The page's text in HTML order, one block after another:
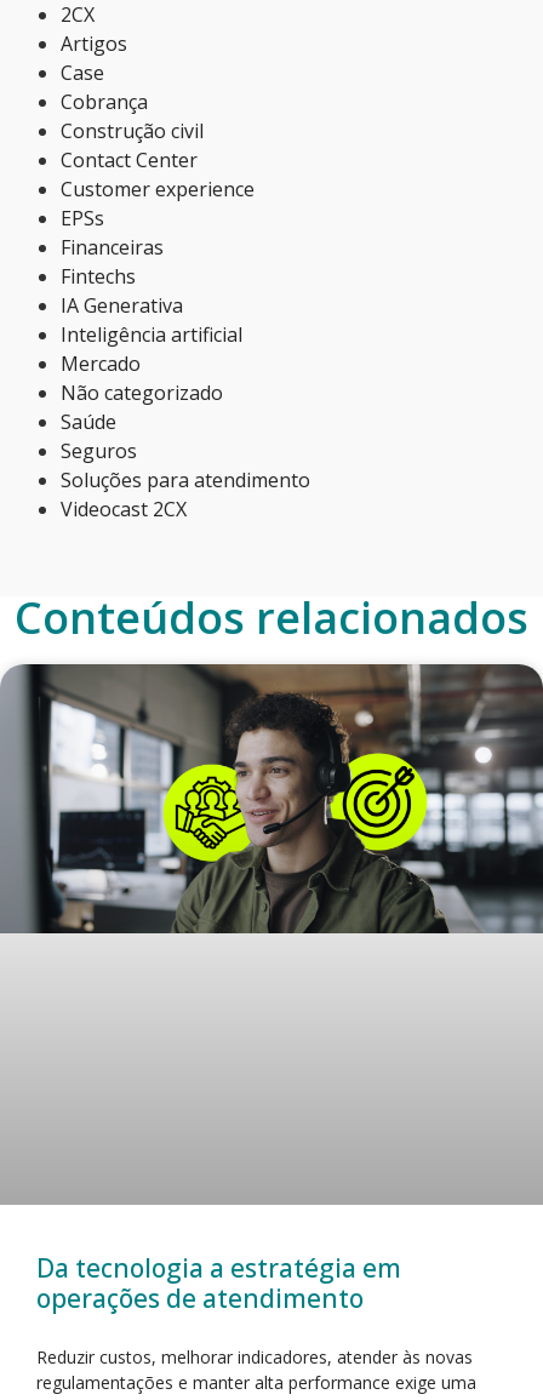
2CX
Artigos
Case
Cobrança
Construção civil
Contact Center
Customer experience
EPSs
Financeiras
Fintechs
IA Generativa
Inteligência artificial
Mercado
Não categorizado
Saúde
Seguros
Soluções para atendimento
Videocast 2CX
Conteúdos relacionados
Da tecnologia a estratégia em
operações de atendimento
Reduzir custos, melhorar indicadores, atender às novas
regulamentações e manter alta performance exige uma